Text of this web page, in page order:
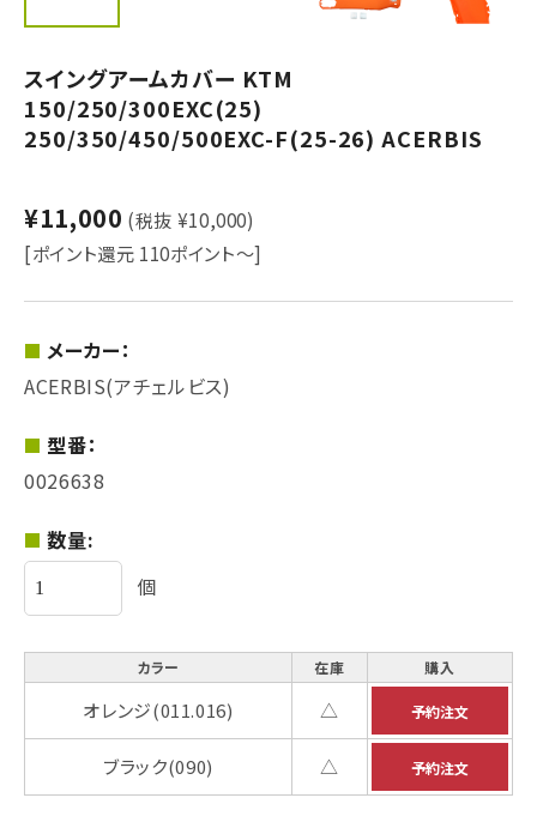
スイングアームカバー KTM
150/250/300EXC(25)
250/350/450/500EXC-F(25-26) ACERBIS
¥11,000 (税抜 ¥10,000)
[ポイント還元 110ポイント～]
メーカー：
ACERBIS(アチェルビス)
型番：
0026638
数量:
個
カラー 在庫 購入
オレンジ(011.016) △
ブラック(090) △